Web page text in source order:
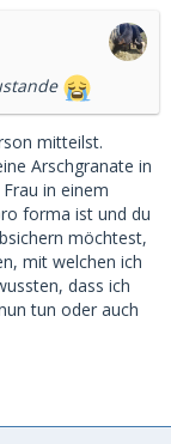
mitteilst.
Arschgranate in
in einem
forma ist und du
möchtest,
mit welchen ich
dass ich
tun oder auch